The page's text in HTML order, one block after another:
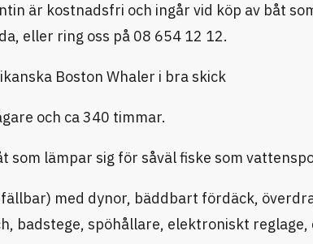
är kostnadsfri och ingår vid köp av båt
eller ring oss på 08 654 12 12.
Boston Whaler i bra skick
och ca 340 timmar.
som lämpar sig för såväl fiske som
med dynor, bäddbart fördäck,
badstege, spöhållare, elektroniskt